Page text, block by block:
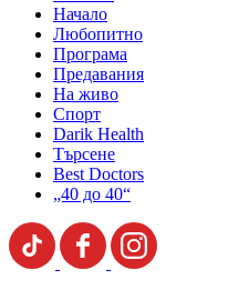
Начало
Любопитно
Програма
Предавания
На живо
Спорт
Darik Health
Търсене
Best Doctors
„40 до 40“